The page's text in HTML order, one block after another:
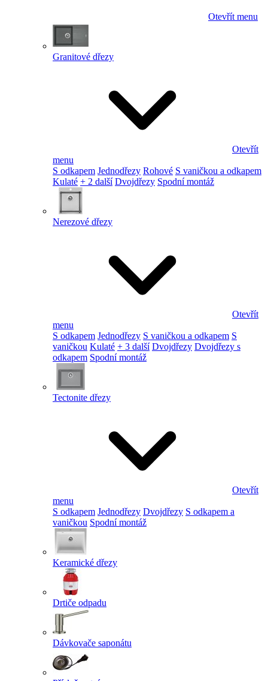
Otevřít menu
Granitové dřezy
Otevřít
menu
S odkapem Jednodřezy Rohové S vaničkou a odkapem
Kulaté + 2 další Dvojdřezy Spodní montáž
Nerezové dřezy
Otevřít
menu
S odkapem Jednodřezy S vaničkou a odkapem S
vaničkou Kulaté + 3 další Dvojdřezy Dvojdřezy s
odkapem Spodní montáž
Tectonite dřezy
Otevřít
menu
S odkapem Jednodřezy Dvojdřezy S odkapem a
vaničkou Spodní montáž
Keramické dřezy
Drtiče odpadu
Dávkovače saponátu